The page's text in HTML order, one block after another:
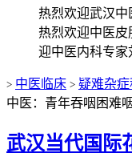
热烈欢迎武汉中
热烈欢迎中医皮
迎中医内科专家
> 中医临床 > 疑难杂症
中医：青年吞咽困难
武汉当代国际